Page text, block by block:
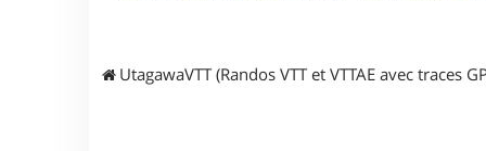
UtagawaVTT (Randos VTT et VTTAE avec traces